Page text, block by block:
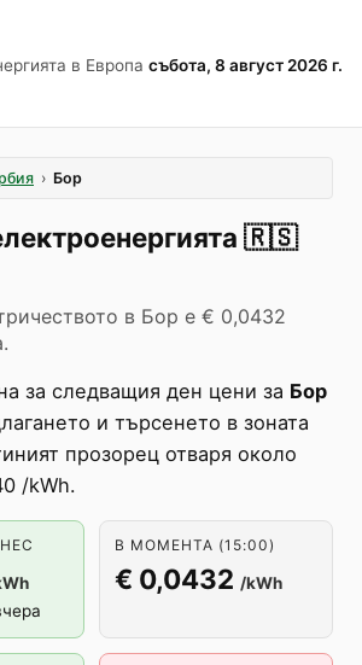
в Европа събота, 8 август 2026 г.
› Бор
🇷🇸
в Бор е € 0,0432
за следващия ден цени за Бор
и търсенето в зоната
прозорец отваря около
/kWh.
В МОМЕНТА (15:00)
€ 0,0432 /kWh